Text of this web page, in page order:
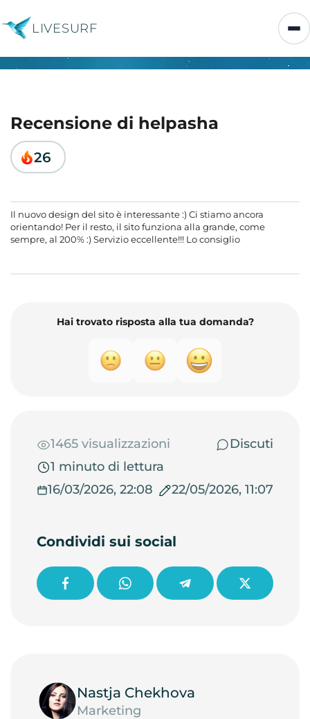
LIVESURF
Recensione di helpasha
26
Il nuovo design del sito è interessante :) Ci stiamo ancora
orientando! Per il resto, il sito funziona alla grande, come
sempre, al 200% :) Servizio eccellente!!! Lo consiglio
Hai trovato risposta alla tua domanda?
1465 visualizzazioni
Discuti
1 minuto di lettura
16/03/2026, 22:08
22/05/2026, 11:07
Condividi sui social
Nastja Chekhova
Marketing